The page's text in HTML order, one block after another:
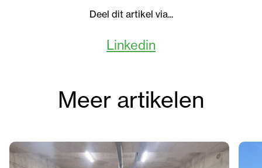
Deel dit artikel via...
Linkedin
Meer artikelen